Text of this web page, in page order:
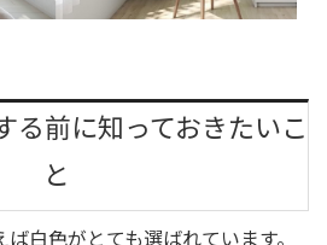
る前に知っておきたいこ
と
白色がとても選ばれています。